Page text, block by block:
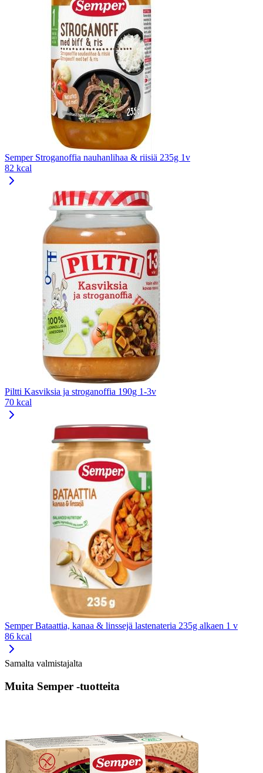
Semper Stroganoffia nauhanlihaa & riisiä 235g 1v
82 kcal
Piltti Kasviksia ja stroganoffia 190g 1-3v
70 kcal
Semper Bataattia, kanaa & linssejä lastenateria 235g alkaen 1 v
86 kcal
Samalta valmistajalta
Muita Semper -tuotteita